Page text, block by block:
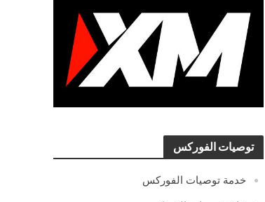
توصيات الفوركس
خدمة توصيات الفوركس